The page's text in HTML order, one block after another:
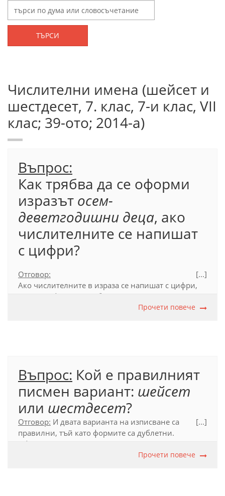
ТЪРСИ
Числителни имена (шейсет и
шестдесет, 7. клас, 7-и клас, VІІ
клас; 39-ото; 2014-а)
Въпрос:
Как трябва да се оформи
изразът осем-
деветгодишни деца, ако
числителните се напишат
с цифри?
Отговор:
Ако числителните в израза се напишат с цифри,
между цифрите е необходимо да се напише тире
и оформянето ще е по следния начин:8 – 9-
[...]
Прочети повече
Въпрос: Кой е правилният
писмен вариант: шейсет
или шестдесет?
Отговор: И двата варианта на изписване са
правилни, тъй като формите са дублетни.
Официалният правописен речник
като препоръчителен по-краткия вариантшейсет.
[...]
Прочети повече